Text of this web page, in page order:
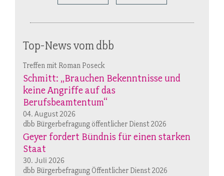
Top-News vom dbb
Treffen mit Roman Poseck
Schmitt: „Brauchen Bekenntnisse und
keine Angriffe auf das
Berufsbeamtentum“
04. August 2026
dbb Bürgerbefragung öffentlicher Dienst 2026
Geyer fordert Bündnis für einen starken
Staat
30. Juli 2026
dbb Bürgerbefragung Öffentlicher Dienst 2026